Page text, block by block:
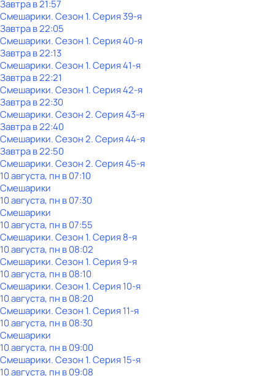
Завтра в 21:57
Смешарики. Сезон 1. Серия 39-я
Завтра в 22:05
Смешарики. Сезон 1. Серия 40-я
Завтра в 22:13
Смешарики. Сезон 1. Серия 41-я
Завтра в 22:21
Смешарики. Сезон 1. Серия 42-я
Завтра в 22:30
Смешарики. Сезон 2. Серия 43-я
Завтра в 22:40
Смешарики. Сезон 2. Серия 44-я
Завтра в 22:50
Смешарики. Сезон 2. Серия 45-я
10 августа, пн в 07:10
Смешарики
10 августа, пн в 07:30
Смешарики
10 августа, пн в 07:55
Смешарики. Сезон 1. Серия 8-я
10 августа, пн в 08:02
Смешарики. Сезон 1. Серия 9-я
10 августа, пн в 08:10
Смешарики. Сезон 1. Серия 10-я
10 августа, пн в 08:20
Смешарики. Сезон 1. Серия 11-я
10 августа, пн в 08:30
Смешарики
10 августа, пн в 09:00
Смешарики. Сезон 1. Серия 15-я
10 августа, пн в 09:08